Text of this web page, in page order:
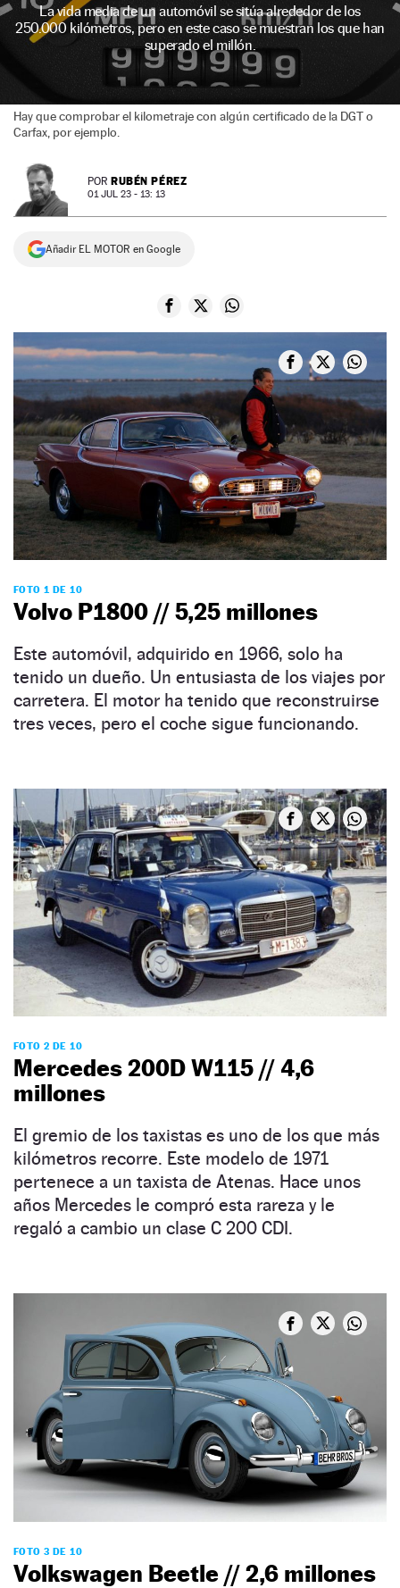
NEWSLETTER
La vida media de un automóvil se sitúa alrededor de los
250.000 kilómetros, pero en este caso se muestran los que han
superado el millón.
Hay que comprobar el kilometraje con algún certificado de la DGT o
Carfax, por ejemplo.
POR RUBÉN PÉREZ
01 JUL 23 - 13: 13
Añadir EL MOTOR en Google
FOTO 1 DE 10
Volvo P1800 // 5,25 millones
Este automóvil, adquirido en 1966, solo ha
tenido un dueño. Un entusiasta de los viajes por
carretera. El motor ha tenido que reconstruirse
tres veces, pero el coche sigue funcionando.
FOTO 2 DE 10
Mercedes 200D W115 // 4,6
millones
El gremio de los taxistas es uno de los que más
kilómetros recorre. Este modelo de 1971
pertenece a un taxista de Atenas. Hace unos
años Mercedes le compró esta rareza y le
regaló a cambio un clase C 200 CDI.
FOTO 3 DE 10
Volkswagen Beetle // 2,6 millones